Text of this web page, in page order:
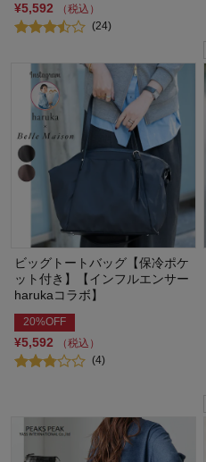
¥5,592
（税込）
(24)
ビッグトートバッグ【保冷ポケ
ット付き】【インフルエンサー
harukaコラボ】
20%OFF
¥5,592
（税込）
(4)